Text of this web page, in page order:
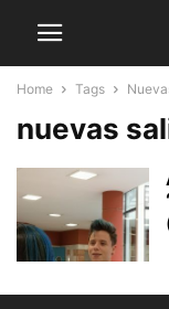
Home Tags
nuevas